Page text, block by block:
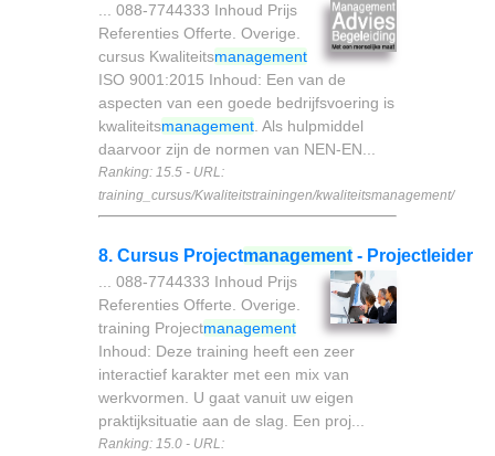
... 088-7744333 Inhoud Prijs
Referenties Offerte. Overige.
cursus Kwaliteitsmanagement
ISO 9001:2015 Inhoud: Een van de
aspecten van een goede bedrijfsvoering is
kwaliteitsmanagement . Als hulpmiddel
daarvoor zijn de normen van NEN-EN...
Ranking: 15.5 - URL:
training_cursus/Kwaliteitstrainingen/kwaliteitsmanagement/
8. Cursus Projectmanagement - Projectleider
... 088-7744333 Inhoud Prijs
Referenties Offerte. Overige.
training Projectmanagement
Inhoud: Deze training heeft een zeer
interactief karakter met een mix van
werkvormen. U gaat vanuit uw eigen
praktijksituatie aan de slag. Een proj...
Ranking: 15.0 - URL: